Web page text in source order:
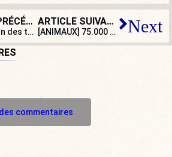
ARTICLE PRÉCÉDENT
Prolifération des taxes : une imposition qui grignote le pouvoir d’achat
ARTICLE SUIVANT
[ANIMAUX] 75.000 chiens volés chaque année en France : cette autre insécurité Next
commentaires